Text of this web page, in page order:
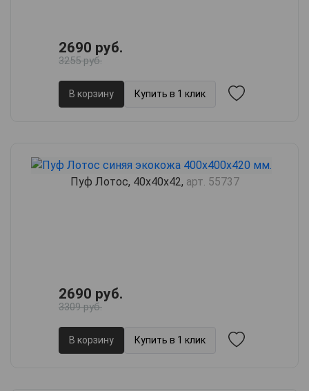
2690 руб.
3255 руб.
В корзину Купить в 1 клик
Пуф Лотос, 40х40х42, арт. 55737
2690 руб.
3309 руб.
В корзину Купить в 1 клик